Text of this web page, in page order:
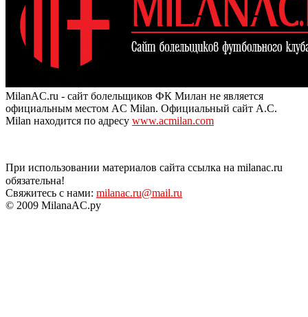
MilanAC.ru - сайт болельщиков ФК Милан не является
официальным местом AC Milan. Официальный сайт A.C.
Milan находится по адресу www.acmilan.com
При использовании материалов сайта ссылка на milanac.ru
обязательна!
Свяжитесь с нами: milanac.ru@mail.ru
© 2009 MilanaAC.ру